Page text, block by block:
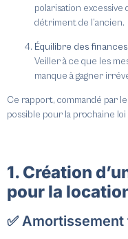
polarisation excessive
détriment de l’ancien.
Équilibre des
Veiller à ce que les
manque à gagner
Ce rapport, commandé par
possible pour la prochaine
1. Création
pour la
✅